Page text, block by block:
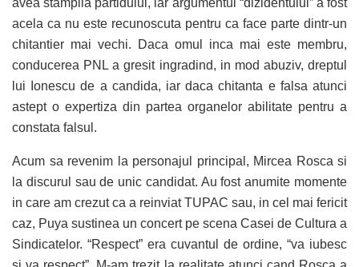
avea stampila partidului, iar argumentul “dizidentului” a fost
acela ca nu este recunoscuta pentru ca face parte dintr-un
chitantier mai vechi. Daca omul inca mai este membru,
conducerea PNL a gresit ingradind, in mod abuziv, dreptul
lui Ionescu de a candida, iar daca chitanta e falsa atunci
astept o expertiza din partea organelor abilitate pentru a
constata falsul.
Acum sa revenim la personajul principal, Mircea Rosca si
la discurul sau de unic candidat. Au fost anumite momente
in care am crezut ca a reinviat TUPAC sau, in cel mai fericit
caz, Puya sustinea un concert pe scena Casei de Cultura a
Sindicatelor. “Respect” era cuvantul de ordine, “va iubesc